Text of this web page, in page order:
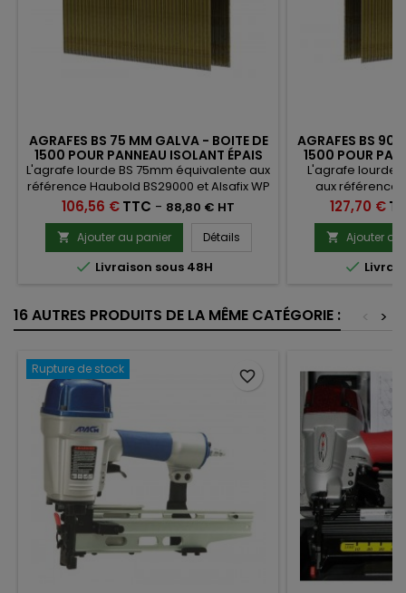
AGRAFES BS 75 MM GALVA - BOITE DE
1500 POUR PANNEAU ISOLANT ÉPAIS
L'agrafe lourde BS 75mm équivalente aux
référence Haubold BS29000 et Alsafix WP
est idéale pour l'agrafage d'isolants
épais type Pavatex diffutherm en Maison
Ossature Bois.Carton de 1500 agrafes BS
galvanisées
Prix
106,56 €TTC - 88,80 € HT
 Ajouter au panier Détails
 Livraison sous 48H
AGRAFES BS 90
1500 POUR
L'agrafe lourde
aux référence
Alsafix WP est
d'isolants épais
en Maison
agrafes
Prix
127,70 €
 Ajouter au

16 AUTRES PRODUITS DE LA MÊME CATÉGORIE : >
<
Rupture de stock favorite_border